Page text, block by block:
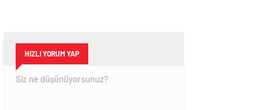
HIZLI YORUM YAP